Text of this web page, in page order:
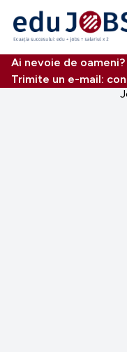
Ai nevoie de
Trimite un e-mail: